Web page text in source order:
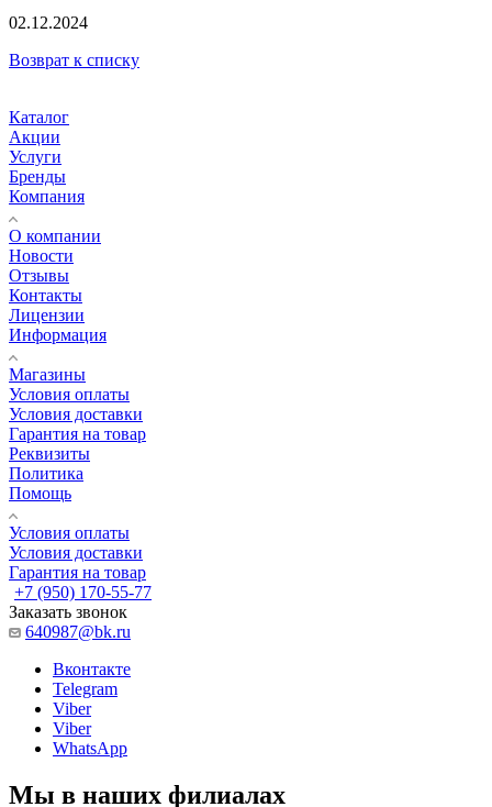
02.12.2024
Возврат к списку
Каталог
Акции
Услуги
Бренды
Компания
О компании
Новости
Отзывы
Контакты
Лицензии
Информация
Магазины
Условия оплаты
Условия доставки
Гарантия на товар
Реквизиты
Политика
Помощь
Условия оплаты
Условия доставки
Гарантия на товар
+7 (950) 170-55-77
Заказать звонок
640987@bk.ru
Вконтакте
Telegram
Viber
Viber
WhatsApp
Мы в наших филиалах